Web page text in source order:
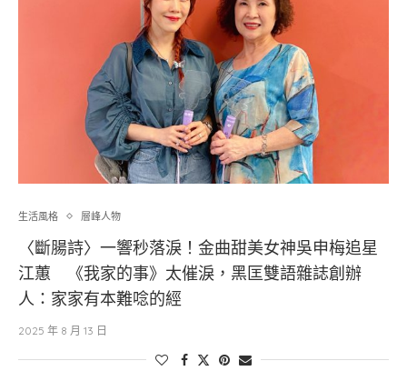
生活風格 層峰⼈物
〈斷腸詩〉一響秒落淚！金曲甜美女神吳申梅追星
江蕙 《我家的事》太催淚，黑匡雙語雜誌創辦
人：家家有本難唸的經
2025 年 8 月 13 日